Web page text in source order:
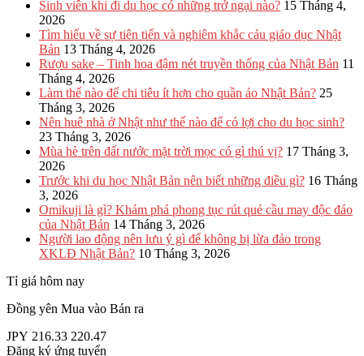
Sinh viên khi đi du học có những trở ngại nào? 15 Tháng 4,
2026
Tìm hiểu về sự tiên tiến và nghiêm khắc cảu giáo dục Nhật
Bản 13 Tháng 4, 2026
Rượu sake – Tinh hoa đậm nét truyền thống của Nhật Bản 11
Tháng 4, 2026
Làm thế nào để chi tiêu ít hơn cho quần áo Nhật Bản? 25
Tháng 3, 2026
Nên huê nhà ở Nhật như thế nào để có lợi cho du học sinh?
23 Tháng 3, 2026
Mùa hè trên đất nước mặt trời mọc có gì thú vị? 17 Tháng 3,
2026
Trước khi du học Nhật Bản nên biết những điều gì? 16 Tháng
3, 2026
Omikuji là gì? Khám phá phong tục rút quẻ cầu may độc đáo
của Nhật Bản 14 Tháng 3, 2026
Người lao động nên lưu ý gì để không bị lừa đảo trong
XKLĐ Nhật Bản? 10 Tháng 3, 2026
Tỉ giá hôm nay
Đồng yên Mua vào Bán ra
JPY 216.33 220.47
Đăng ký ứng tuyển